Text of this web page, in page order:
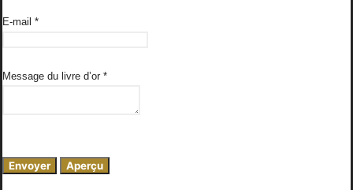
E-mail *
Message du livre d’or *